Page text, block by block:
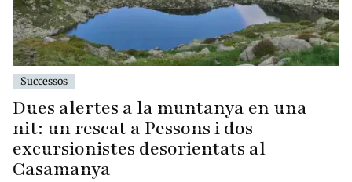
Successos
Dues alertes a la muntanya en una
nit: un rescat a Pessons i dos
excursionistes desorientats al
Casamanya